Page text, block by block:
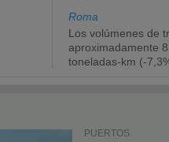
Roma
Los volúmenes de
aproximadamente
toneladas-km (-
PUERTOS